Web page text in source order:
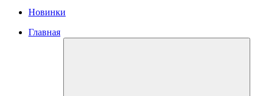
Новинки
Главная